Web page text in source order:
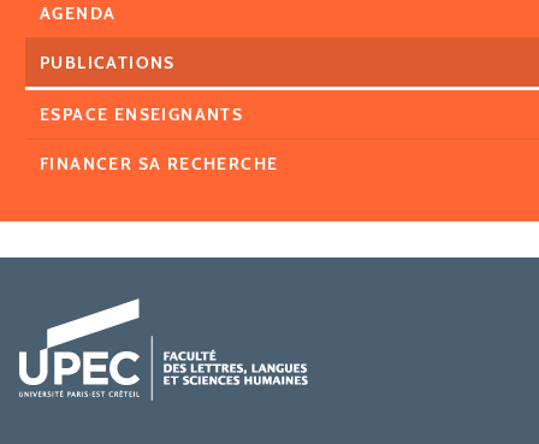
AGENDA
PUBLICATIONS
ESPACE ENSEIGNANTS
FINANCER SA RECHERCHE